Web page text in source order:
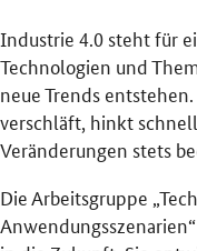
Industrie 4.0 steht für
Technologien und
neue Trends
verschläft, hinkt
Veränderungen stets
Die Arbeitsgruppe